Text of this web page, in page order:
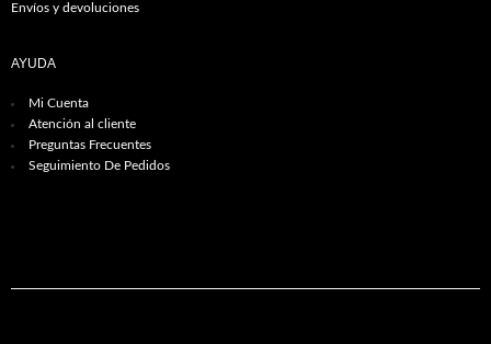
Envíos y devoluciones
AYUDA
Mi Cuenta
Atención al cliente
Preguntas Frecuentes
Seguimiento De Pedidos